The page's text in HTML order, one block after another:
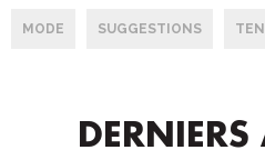
MODE SUGGESTIONS
DERNIERS